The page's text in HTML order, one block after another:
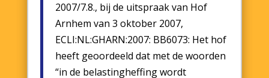
2007/7.8., bij de uitspraak van Hof
Arnhem van 3 oktober 2007,
ECLI:NL:GHARN:2007: BB6073: Het hof
heeft geoordeeld dat met de woorden
“in de belastingheffing wordt